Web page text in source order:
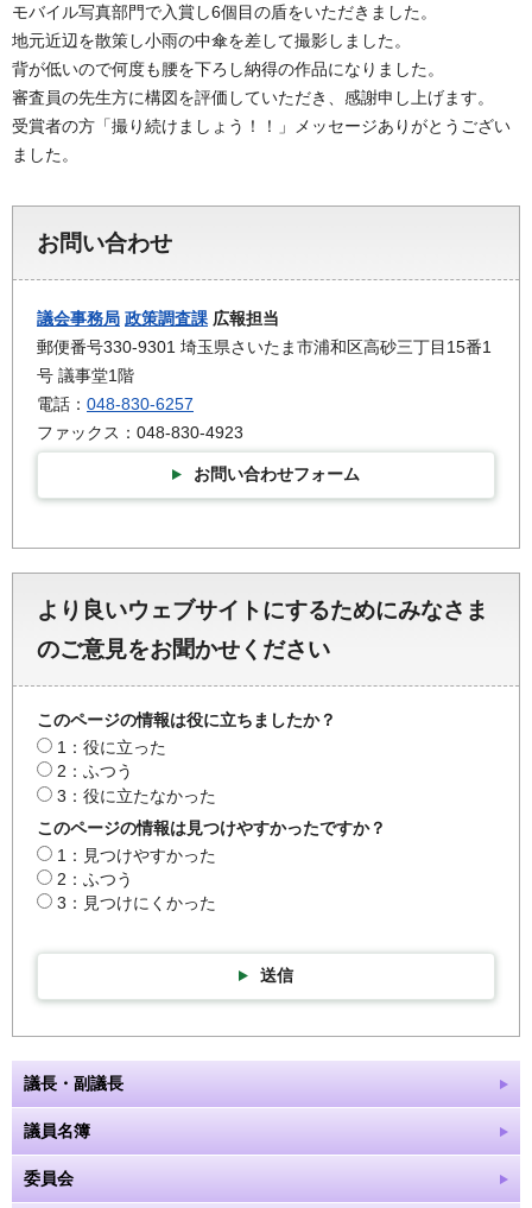
モバイル写真部門で入賞し6個目の盾をいただきました。
地元近辺を散策し小雨の中傘を差して撮影しました。
背が低いので何度も腰を下ろし納得の作品になりました。
審査員の先生方に構図を評価していただき、感謝申し上げます。
受賞者の方「撮り続けましょう！！」メッセージありがとうござい
ました。
お問い合わせ
議会事務局 政策調査課 広報担当
郵便番号330-9301 埼玉県さいたま市浦和区高砂三丁目15番1
号 議事堂1階
電話： 048-830-6257
ファックス：048-830-4923
お問い合わせフォーム
より良いウェブサイトにするためにみなさま
のご意見をお聞かせください
このページの情報は役に立ちましたか？
1：役に立った
2：ふつう
3：役に立たなかった
このページの情報は見つけやすかったですか？
1：見つけやすかった
2：ふつう
3：見つけにくかった
送信
議長・副議長
議員名簿
委員会